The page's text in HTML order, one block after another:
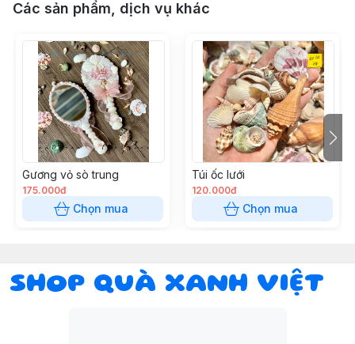
Các sản phẩm, dịch vụ khác
Gương vỏ sò trung
175.000đ
Chọn mua
Túi ốc lưới
120.000đ
Chọn mua
SHOP QUÀ XANH VIỆT